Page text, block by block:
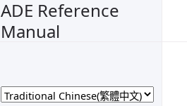
ADE Reference
Manual